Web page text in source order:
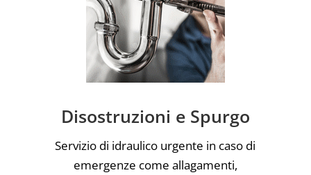
Disostruzioni e Spurgo
Servizio di idraulico urgente in caso di
emergenze come allagamenti,